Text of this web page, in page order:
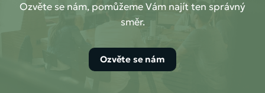
Ozvěte se nám, pomůžeme Vám najít ten správný
směr.
Ozvěte se nám